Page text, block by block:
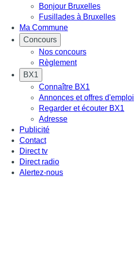
Bonjour Bruxelles
Fusillades à Bruxelles
Ma Commune
Concours
Nos concours
Règlement
BX1
Connaître BX1
Annonces et offres d'emploi
Regarder et écouter BX1
Adresse
Publicité
Contact
Direct tv
Direct radio
Alertez-nous